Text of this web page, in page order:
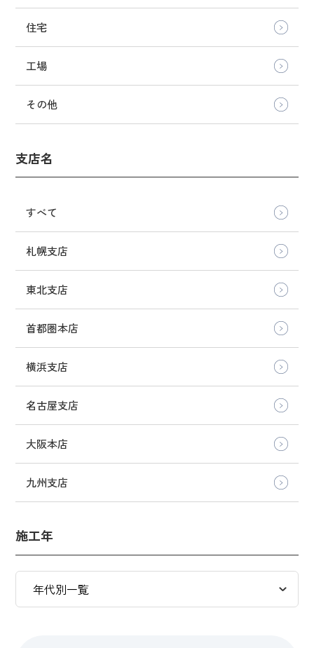
住宅
工場
その他
支店名
すべて
札幌支店
東北支店
首都圏本店
横浜支店
名古屋支店
大阪本店
九州支店
施工年